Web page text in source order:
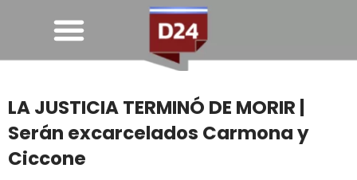
LA JUSTICIA TERMINÓ DE MORIR |
Serán excarcelados Carmona y
Ciccone